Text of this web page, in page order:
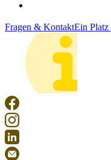
Fragen & KontaktEin